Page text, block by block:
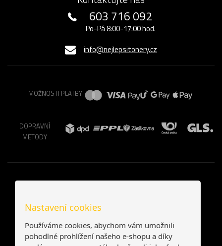
603 716 092
Po-Pá 8:00-17:00 hod.
info@nejlepsitonery.cz
MOŽNOSTI PLATBY
DOPRAVNÍ
METODY
Nastavení cookies
Používáme cookies, abychom vám umožnili
pohodlné prohlížení našeho e-shopu a díky